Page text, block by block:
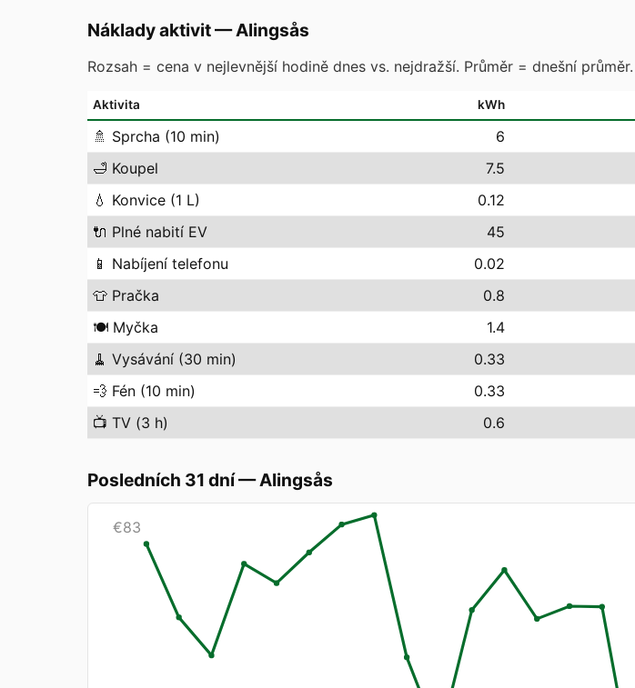
Náklady aktivit—Alingsås
Rozsah = cena v nejlevnější hodině dnes vs. nejdražší. Průměr = dnešní
Aktivita kWh
🚿 Sprcha (10 min) 6
🛁 Koupel 7.5
💧 Konvice (1 L) 0.12
🔌 Plné nabití EV 45
📱 Nabíjení telefonu 0.02
👕 Pračka 0.8
🍽️ Myčka 1.4
🧹 Vysávání (30 min) 0.33
💨 Fén (10 min) 0.33
📺 TV (3 h) 0.6
Posledních 31 dní—Alingsås
€83